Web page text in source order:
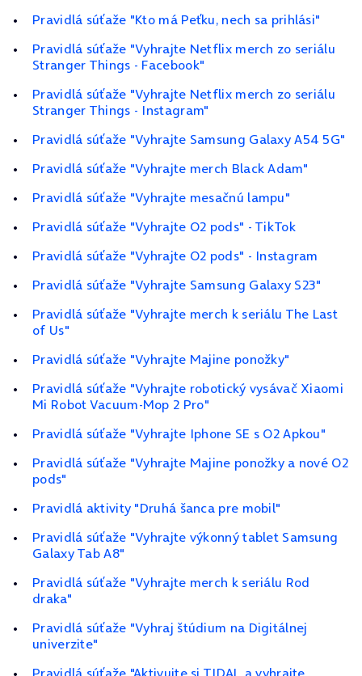
Pravidlá súťaže "Kto má Peťku, nech sa prihlási"
Pravidlá súťaže "Vyhrajte Netflix merch zo seriálu
Stranger Things - Facebook"
Pravidlá súťaže "Vyhrajte Netflix merch zo seriálu
Stranger Things - Instagram"
Pravidlá súťaže "Vyhrajte Samsung Galaxy A54 5G"
Pravidlá súťaže "Vyhrajte merch Black Adam"
Pravidlá súťaže "Vyhrajte mesačnú lampu"
Pravidlá súťaže "Vyhrajte O2 pods" - TikTok
Pravidlá súťaže "Vyhrajte O2 pods" - Instagram
Pravidlá súťaže "Vyhrajte Samsung Galaxy S23"
Pravidlá súťaže "Vyhrajte merch k seriálu The Last
of Us"
Pravidlá súťaže "Vyhrajte Majine ponožky"
Pravidlá súťaže "Vyhrajte robotický vysávač Xiaomi
Mi Robot Vacuum‑Mop 2 Pro"
Pravidlá súťaže "Vyhrajte Iphone SE s O2 Apkou"
Pravidlá súťaže "Vyhrajte Majine ponožky a nové O2
pods"
Pravidlá aktivity "Druhá šanca pre mobil"
Pravidlá súťaže "Vyhrajte výkonný tablet Samsung
Galaxy Tab A8"
Pravidlá súťaže "Vyhrajte merch k seriálu Rod
draka"
Pravidlá súťaže "Vyhraj štúdium na Digitálnej
univerzite"